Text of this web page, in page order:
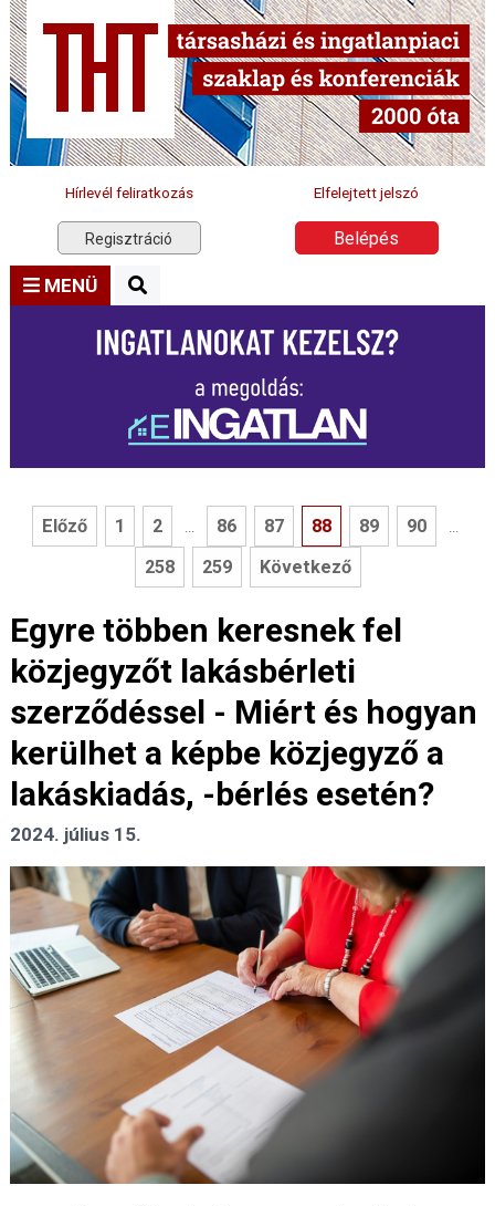
Hírlevél feliratkozás Elfelejtett jelszó
Regisztráció Belépés
MENÜ
Előző 1 2 ... 86 87 88 89 90 ...
258 259 Következő
Egyre többen keresnek fel
közjegyzőt lakásbérleti
szerződéssel - Miért és hogyan
kerülhet a képbe közjegyző a
lakáskiadás, -bérlés esetén?
2024. július 15.